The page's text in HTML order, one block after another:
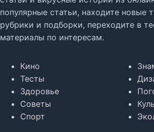
популярные статьи, находите новые
рубрики и подборки, переходите в
материалы по интересам.
Кино
Тесты
Здоровье
Советы
Спорт